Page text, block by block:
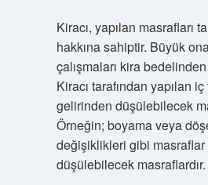
Kiracı, yapılan masrafları
hakkına sahiptir. Büyük
çalışmaları kira
Kiracı tarafından yapılan
gelirinden düşülebilecek
Örneğin; boyama veya
değişiklikleri gibi
düşülebilecek masraflardır.